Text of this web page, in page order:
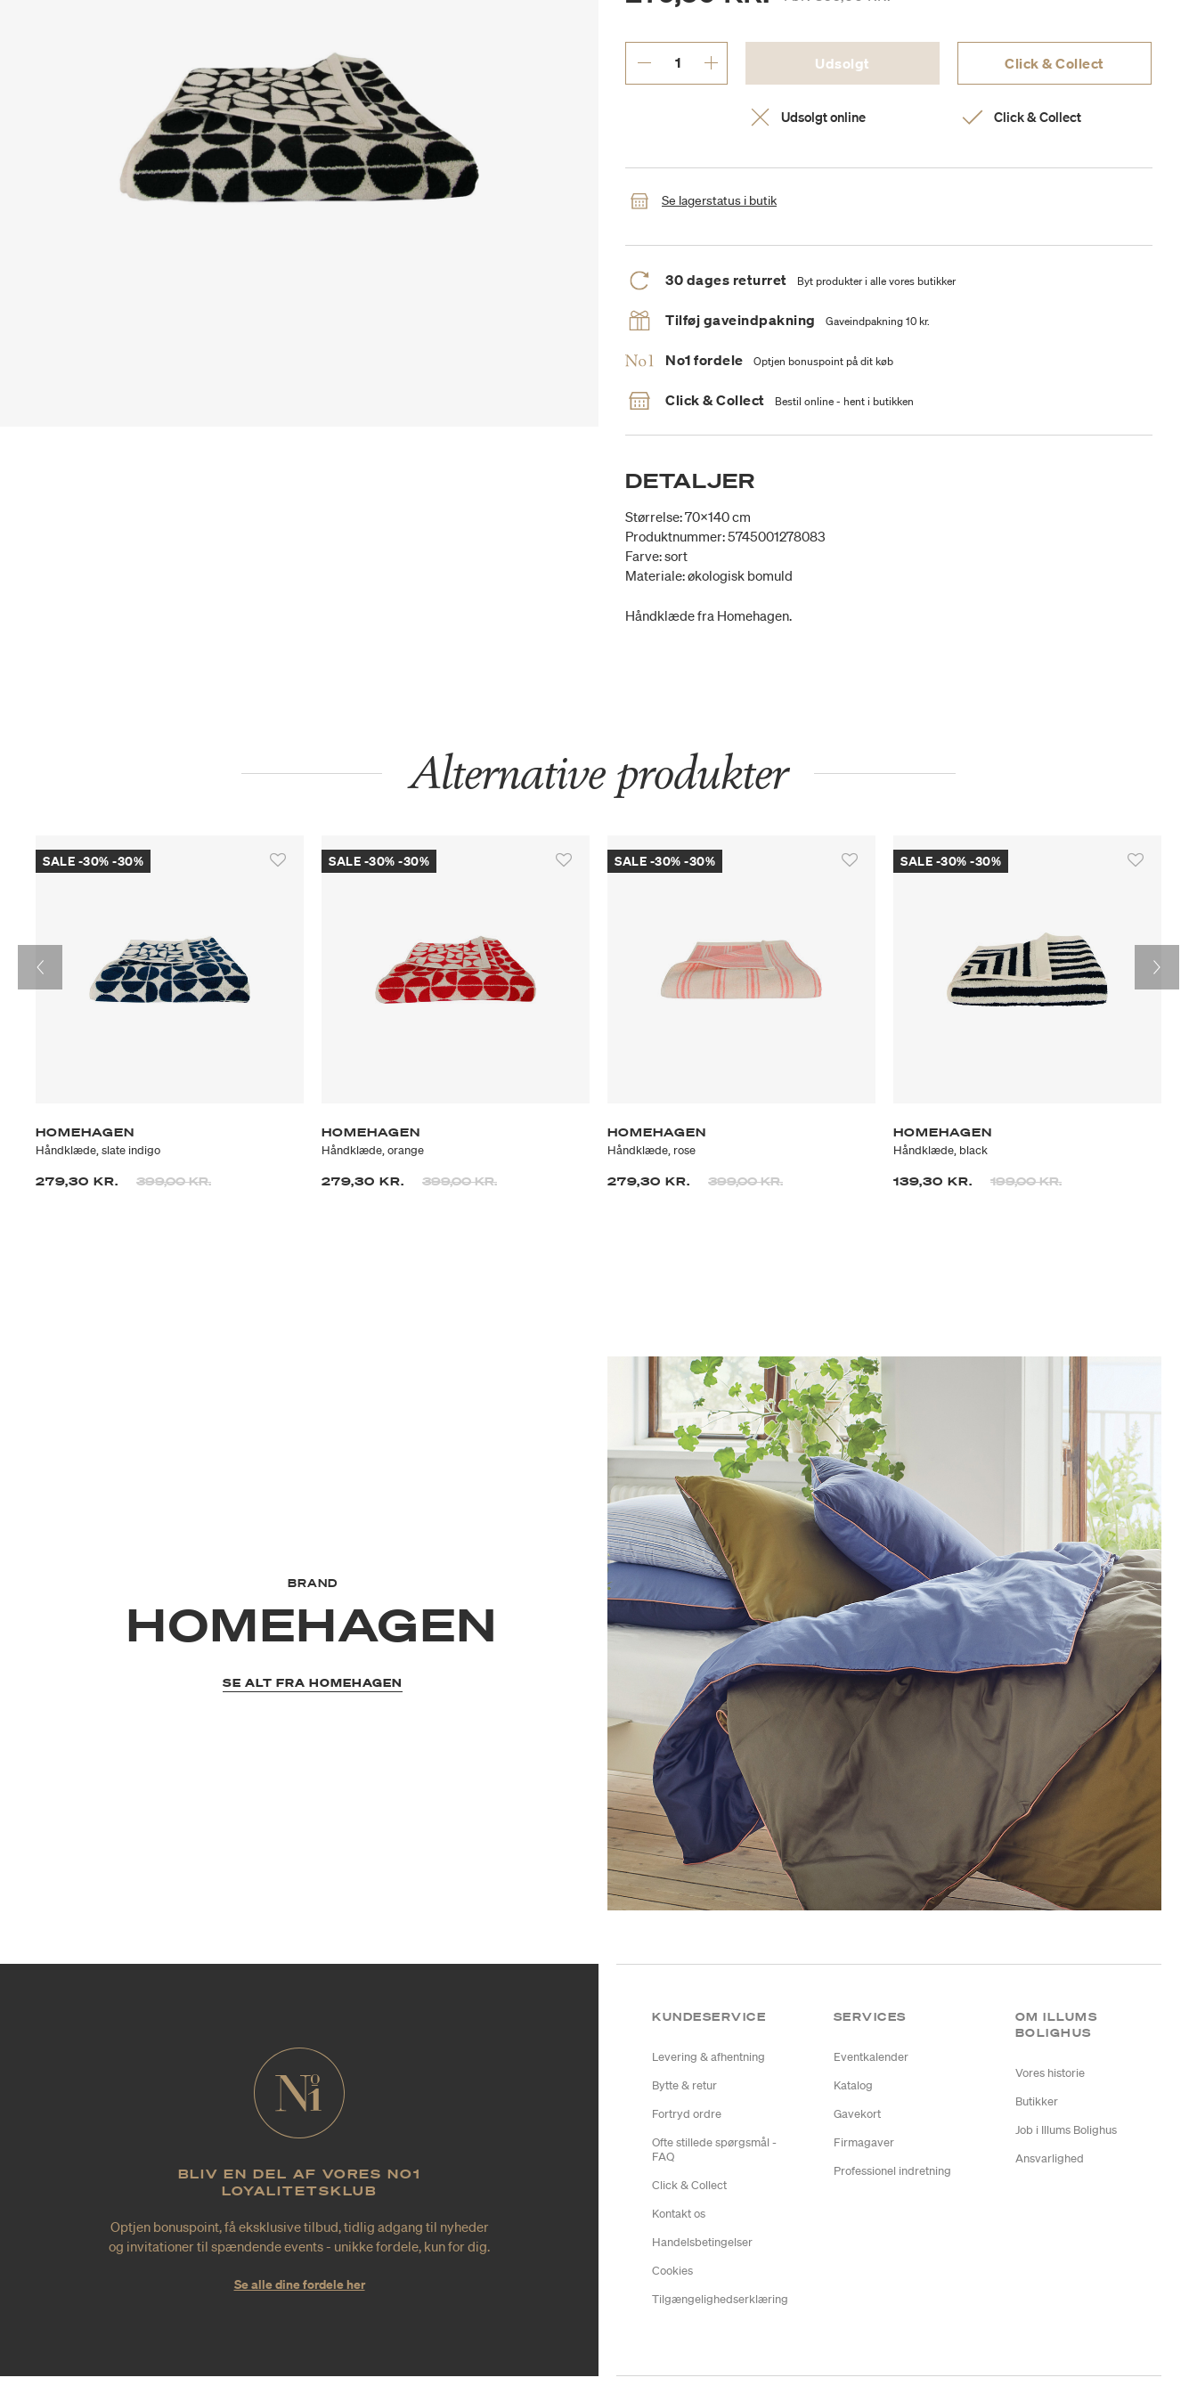
Udsolgt Click & Collect
Udsolgt online Click & Collect
Se lagerstatus i butik
30 dages returret Byt produkter i alle vores butikker
Tilføj gaveindpakning Gaveindpakning 10 kr.
No1 fordele Optjen bonuspoint på dit køb
Click & Collect Bestil online - hent i butikken
DETALJER
Størrelse: 70x140 cm
Produktnummer: 5745001278083
Farve: sort
Materiale: økologisk bomuld
Håndklæde fra Homehagen.
Alternative produkter
SALE -30% -30%
HOMEHAGEN
Håndklæde, slate indigo
279,30 KR. Prisen er nedsat fra
399,00 KR.til
SALE -30% -30%
HOMEHAGEN
Håndklæde, orange
279,30 KR. Prisen er nedsat fra
399,00 KR.til
SALE -30% -30%
HOMEHAGEN
Håndklæde, rose
279,30 KR. Prisen er nedsat fra
399,00 KR.til
SALE -30% -30%
HOMEHAGEN
Håndklæde, black
139,30 KR. Prisen er nedsat fra
199,00 KR.til
BRAND
HOMEHAGEN
SE ALT FRA HOMEHAGEN
BLIV EN DEL AF VORES NO1
LOYALITETSKLUB
Optjen bonuspoint, få eksklusive tilbud, tidlig adgang til nyheder
og invitationer til spændende events - unikke fordele, kun for dig.
Se alle dine fordele her
KUNDESERVICE
Levering & afhentning
Bytte & retur
Fortryd ordre
Ofte stillede spørgsmål -
FAQ
Click & Collect
Kontakt os
Handelsbetingelser
Cookies
Tilgængelighedserklæring
SERVICES
Eventkalender
Katalog
Gavekort
Firmagaver
Professionel indretning
OM ILLUMS
BOLIGHUS
Vores historie
Butikker
Job i Illums Bolighus
Ansvarlighed